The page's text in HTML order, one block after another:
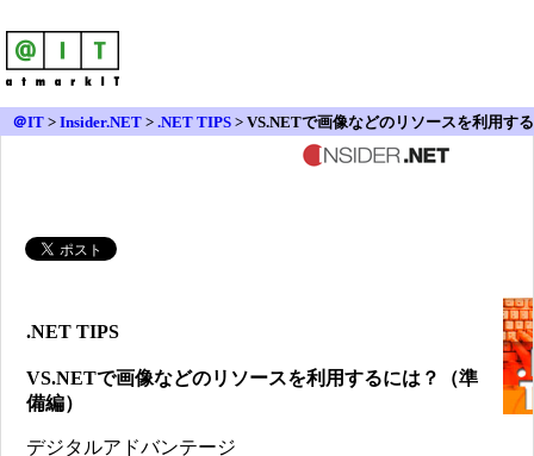
＠IT > Insider.NET > .NET TIPS > VS.NETで画像などのリソースを利用する
.NET TIPS
VS.NETで画像などのリソースを利用するには？（準
備編）
デジタルアドバンテージ